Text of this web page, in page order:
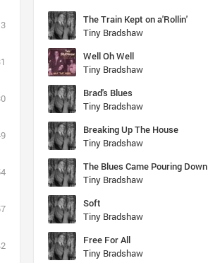
The Train Kept on a'Rollin'
Tiny Bradshaw
Well Oh Well
Tiny Bradshaw
Brad's Blues
Tiny Bradshaw
Breaking Up The House
Tiny Bradshaw
The Blues Came Pouring Down
Tiny Bradshaw
Soft
Tiny Bradshaw
Free For All
Tiny Bradshaw